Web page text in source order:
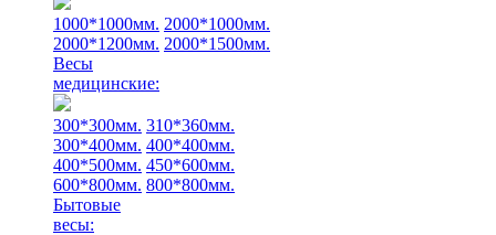
1000*1000мм. 2000*1000мм.
2000*1200мм. 2000*1500мм.
Весы
медицинские:
300*300мм. 310*360мм.
300*400мм. 400*400мм.
400*500мм. 450*600мм.
600*800мм. 800*800мм.
Бытовые
весы: